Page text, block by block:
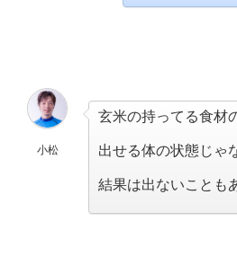
小松
玄米の持ってる食材
出せる体の状態じゃ
結果は出ないことも